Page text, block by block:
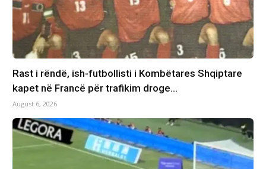
Rast i rëndë, ish-futbollisti i Kombëtares Shqiptare
kapet në Francë për trafikim droge…
August 6, 2026